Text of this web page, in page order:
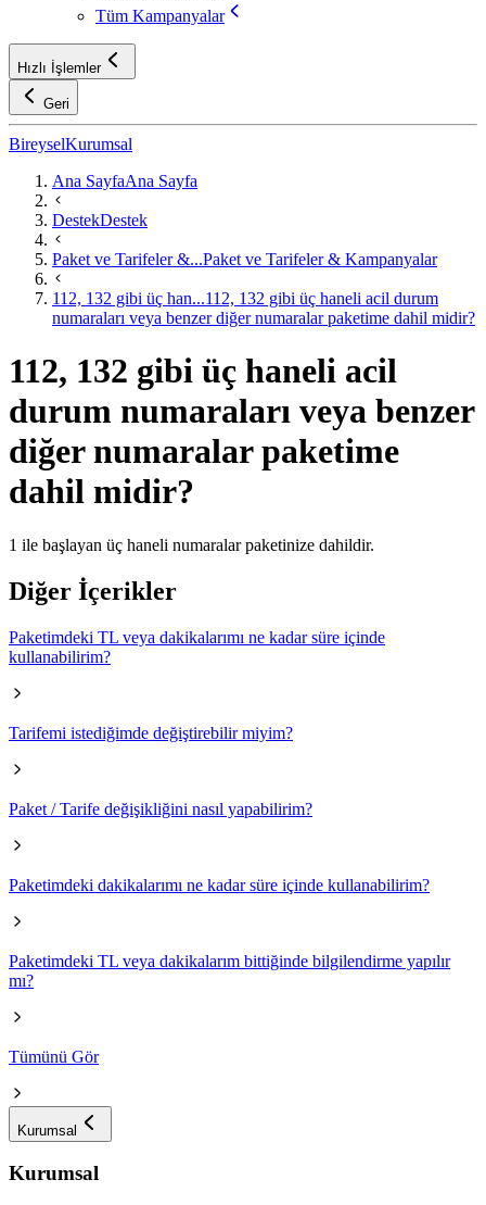
Tüm Kampanyalar
Hızlı İşlemler
Geri
BireyselKurumsal
Ana SayfaAna Sayfa
DestekDestek
Paket ve Tarifeler &...Paket ve Tarifeler & Kampanyalar
112, 132 gibi üç han...112, 132 gibi üç haneli acil durum
numaraları veya benzer diğer numaralar paketime dahil midir?
112, 132 gibi üç haneli acil
durum numaraları veya benzer
diğer numaralar paketime
dahil midir?
​1 ile başlayan üç​ haneli numaralar paketinize dahildir.​
Diğer İçerikler
Paketimdeki TL veya dakikalarımı ne kadar süre içinde
kullanabilirim?
Tarifemi istediğimde değiştirebilir miyim?
Paket / Tarife değişikliğini nasıl yapabilirim?
Paketimdeki dakikalarımı ne kadar süre içinde kullanabilirim?
Paketimdeki TL veya dakikalarım bittiğinde bilgilendirme yapılır
mı?
Tümünü Gör
Kurumsal
Kurumsal